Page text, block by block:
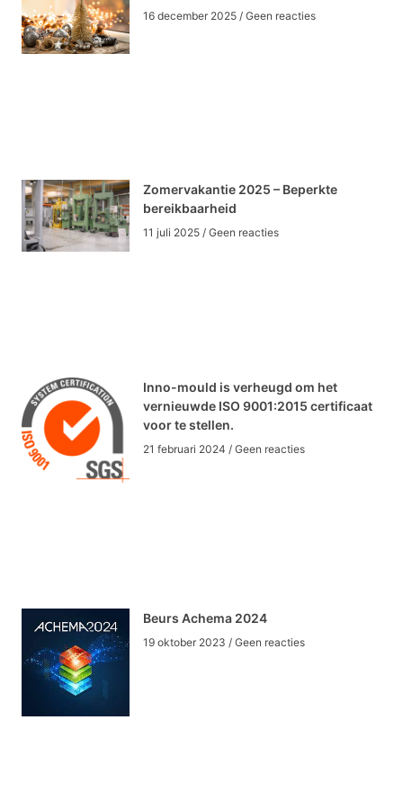
16 december 2025 Geen reacties
Zomervakantie 2025 – Beperkte
bereikbaarheid
11 juli 2025 Geen reacties
Inno-mould is verheugd om het
vernieuwde ISO 9001:2015 certificaat
voor te stellen.
21 februari 2024 Geen reacties
Beurs Achema 2024
19 oktober 2023 Geen reacties